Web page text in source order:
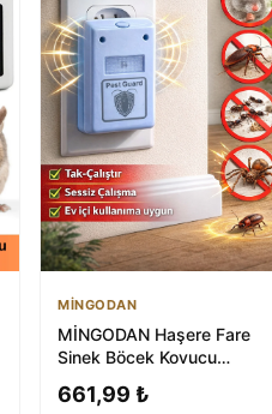
MİNGODAN
MİNGODAN Haşere Fare
Sinek Böcek Kovucu
Prize Ta...
661,99 ₺